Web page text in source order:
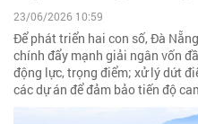
23/06/2026 10:59
Để phát triển hai con số, Đà
chính đẩy mạnh giải ngân vốn
động lực, trọng điểm; xử lý dứt
các dự án để đảm bảo tiến độ